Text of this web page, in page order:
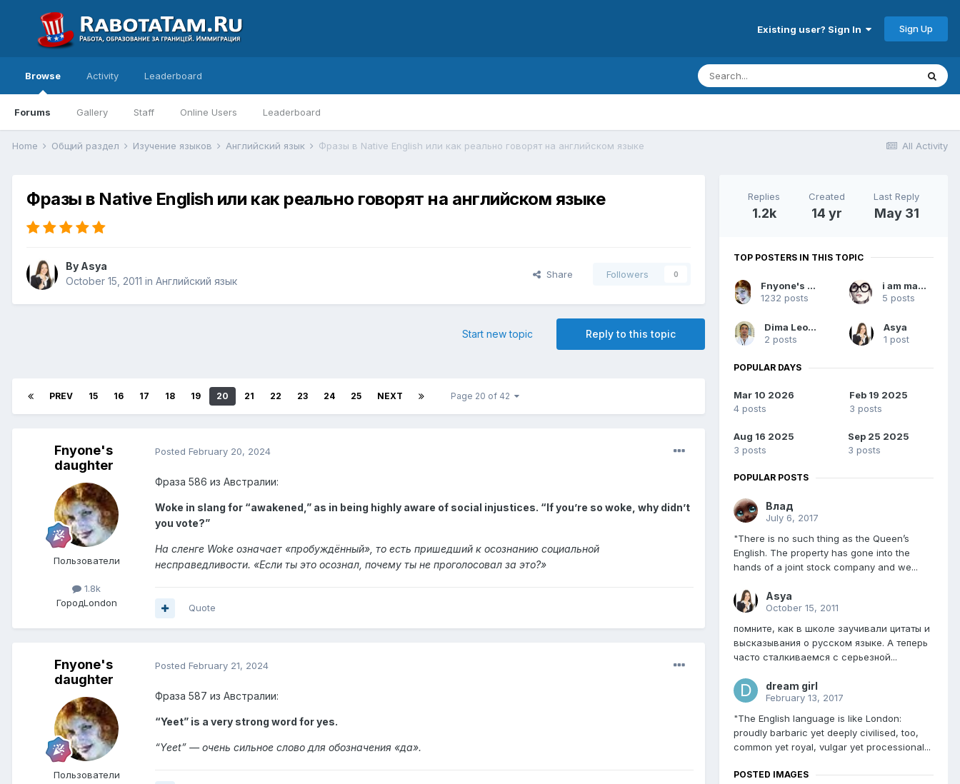
Existing user? Sign In Sign Up
Browse
Forums Gallery Staff Online Users Leaderboard
Activity Leaderboard
All Activity
Home Общий раздел Изучение языков Английский язык Фразы в Native English или как реально говорят на английском языке
Фразы в Native English или как реально говорят на английском языке
By Asya
October 15, 2011 in Английский язык
Share Followers 0
Reply to this topic
Start new topic
PREV 15 16 17 18 19 20 21 22 23 24 25 NEXT Page 20 of 42
Fnyone's
daughter
Пользователи
1.8k
ГородLondon
Posted February 20, 2024
Фраза 586 из Австралии:
Woke in slang for “awakened,” as in being highly aware of social injustices. “If you’re so woke, why didn’t
you vote?”
На сленге Woke означает «пробуждённый», то есть пришедший к осознанию социальной
несправедливости. «Если ты это осознал, почему ты не проголосовал за это?»
Quote
Fnyone's
daughter
Пользователи
Posted February 21, 2024
Фраза 587 из Австралии:
“Yeet” is a very strong word for yes.
“Yeet” — очень сильное слово для обозначения «да».
Replies
1.2k
Created
14 yr
Last Reply
May 31
TOP POSTERS IN THIS TOPIC
Fnyone's daughter
1232 posts
i am mamka
5 posts
Dima Leontyev
2 posts
Asya
1 post
POPULAR DAYS
Mar 10 2026
4 posts
Feb 19 2025
3 posts
Aug 16 2025
3 posts
Sep 25 2025
3 posts
POPULAR POSTS
Влад
July 6, 2017
"There is no such thing as the Queen’s
English. The property has gone into the
hands of a joint stock company and we...
Asya
October 15, 2011
помните, как в школе заучивали цитаты и
высказывания о русском языке. А теперь
часто сталкиваемся с серьезной...
dream girl
February 13, 2017
"The English language is like London:
proudly barbaric yet deeply civilised, too,
common yet royal, vulgar yet processional...
POSTED IMAGES